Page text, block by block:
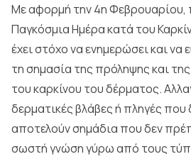
Με αφορμή την 4η Φεβρουαρίου,
Παγκόσμια Ημέρα κατά του
έχει στόχο να ενημερώσει και να
τη σημασία της πρόληψης και
του καρκίνου του δέρματος.
δερματικές βλάβες ή πληγές
αποτελούν σημάδια που δεν
σωστή γνώση γύρω από τους